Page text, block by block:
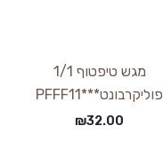
מגש טיפטוף 1/1
פוליקרבונט***PFFF11
₪32.00